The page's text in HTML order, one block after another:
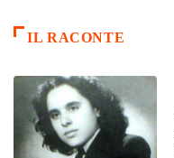
IL RACONTE